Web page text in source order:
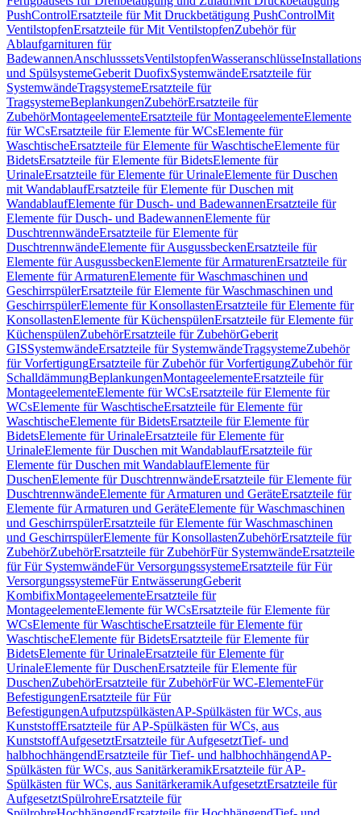
PushControlErsatzteile für Mit Druckbetätigung PushControlMit
VentilstopfenErsatzteile für Mit VentilstopfenZubehör für
Ablaufgarnituren für
BadewannenAnschlusssetsVentilstopfenWasseranschlüsse
und SpülsystemeGeberit DuofixSystemwändeErsatzteile für
SystemwändeTragsystemeErsatzteile für
TragsystemeBeplankungenZubehörErsatzteile für
ZubehörMontageelementeErsatzteile für MontageelementeElemente
für WCsErsatzteile für Elemente für WCsElemente für
WaschtischeErsatzteile für Elemente für WaschtischeElemente für
BidetsErsatzteile für Elemente für BidetsElemente für
UrinaleErsatzteile für Elemente für UrinaleElemente für Duschen
mit WandablaufErsatzteile für Elemente für Duschen mit
WandablaufElemente für Dusch- und BadewannenErsatzteile für
Elemente für Dusch- und BadewannenElemente für
DuschtrennwändeErsatzteile für Elemente für
DuschtrennwändeElemente für AusgussbeckenErsatzteile für
Elemente für AusgussbeckenElemente für ArmaturenErsatzteile für
Elemente für ArmaturenElemente für Waschmaschinen und
GeschirrspülerErsatzteile für Elemente für Waschmaschinen und
GeschirrspülerElemente für KonsollastenErsatzteile für Elemente für
KonsollastenElemente für KüchenspülenErsatzteile für Elemente für
KüchenspülenZubehörErsatzteile für ZubehörGeberit
GISSystemwändeErsatzteile für SystemwändeTragsystemeZubehör
für VorfertigungErsatzteile für Zubehör für VorfertigungZubehör für
SchalldämmungBeplankungenMontageelementeErsatzteile für
MontageelementeElemente für WCsErsatzteile für Elemente für
WCsElemente für WaschtischeErsatzteile für Elemente für
WaschtischeElemente für BidetsErsatzteile für Elemente für
BidetsElemente für UrinaleErsatzteile für Elemente für
UrinaleElemente für Duschen mit WandablaufErsatzteile für
Elemente für Duschen mit WandablaufElemente für
DuschenElemente für DuschtrennwändeErsatzteile für Elemente für
DuschtrennwändeElemente für Armaturen und GeräteErsatzteile für
Elemente für Armaturen und GeräteElemente für Waschmaschinen
und GeschirrspülerErsatzteile für Elemente für Waschmaschinen
und GeschirrspülerElemente für KonsollastenZubehörErsatzteile für
ZubehörZubehörErsatzteile für ZubehörFür SystemwändeErsatzteile
für Für SystemwändeFür VersorgungssystemeErsatzteile für Für
VersorgungssystemeFür EntwässerungGeberit
KombifixMontageelementeErsatzteile für
MontageelementeElemente für WCsErsatzteile für Elemente für
WCsElemente für WaschtischeErsatzteile für Elemente für
WaschtischeElemente für BidetsErsatzteile für Elemente für
BidetsElemente für UrinaleErsatzteile für Elemente für
UrinaleElemente für DuschenErsatzteile für Elemente für
DuschenZubehörErsatzteile für ZubehörFür WC-ElementeFür
BefestigungenErsatzteile für Für
BefestigungenAufputzspülkästenAP-Spülkästen für WCs, aus
KunststoffErsatzteile für AP-Spülkästen für WCs, aus
KunststoffAufgesetztErsatzteile für AufgesetztTief- und
halbhochhängendErsatzteile für Tief- und halbhochhängendAP-
Spülkästen für WCs, aus SanitärkeramikErsatzteile für AP-
Spülkästen für WCs, aus SanitärkeramikAufgesetztErsatzteile für
AufgesetztSpülrohreErsatzteile für